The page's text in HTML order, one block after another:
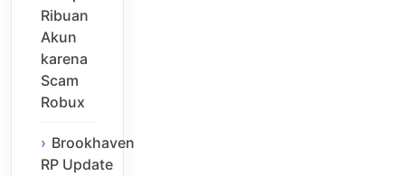
Ribuan
Akun
karena
Scam
Robux
Brookhaven
RP Update